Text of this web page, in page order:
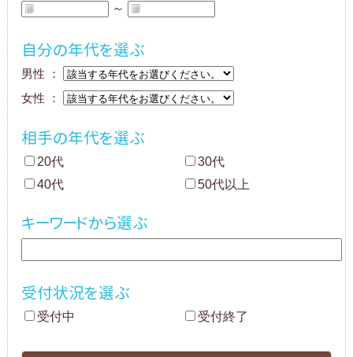
～
自分の年代を選ぶ
男性 ：
女性 ：
相手の年代を選ぶ
20代
30代
40代
50代以上
キーワードから選ぶ
受付状況を選ぶ
受付中 受付終了